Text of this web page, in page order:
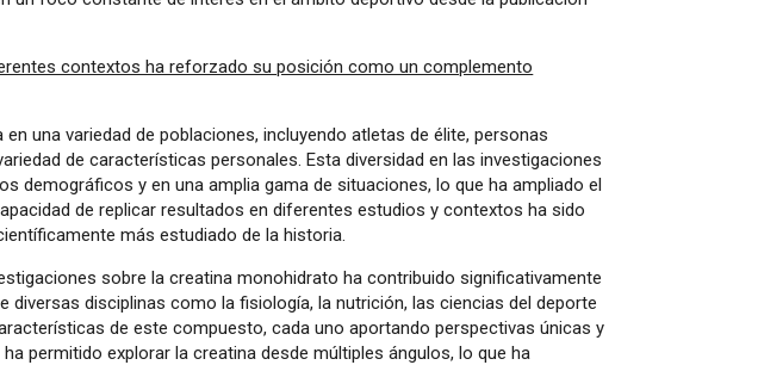
contextos ha reforzado su posición como un complemento
una variedad de poblaciones, incluyendo atletas de élite, personas
de características personales. Esta diversidad en las investigaciones
demográficos y en una amplia gama de situaciones, lo que ha ampliado el
de replicar resultados en diferentes estudios y contextos ha sido
más estudiado de la historia.
sobre la creatina monohidrato ha contribuido significativamente
diversas disciplinas como la fisiología, la nutrición, las ciencias del deporte
de este compuesto, cada uno aportando perspectivas únicas y
permitido explorar la creatina desde múltiples ángulos, lo que ha